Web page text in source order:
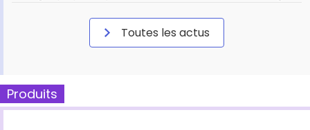
Toutes les actus
Produits